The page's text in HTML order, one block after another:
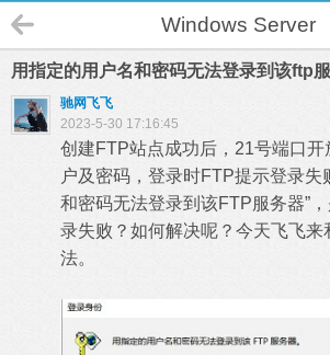
Windows Server
用指定的用户名和密码无法登录到该ftp
驰网飞飞
2023-5-30 17:16:45
创建FTP站点成功后，21号端口开
户及密码，登录时FTP提示登录失
和密码无法登录到该FTP服务器”
录失败？如何解决呢？今天飞飞来
法。